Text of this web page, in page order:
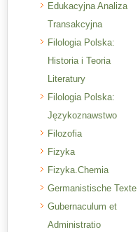
Edukacyjna Analiza
Transakcyjna
Filologia Polska:
Historia i Teoria
Literatury
Filologia Polska:
Językoznawstwo
Filozofia
Fizyka
Fizyka.Chemia
Germanistische Texte
Gubernaculum et
Administratio